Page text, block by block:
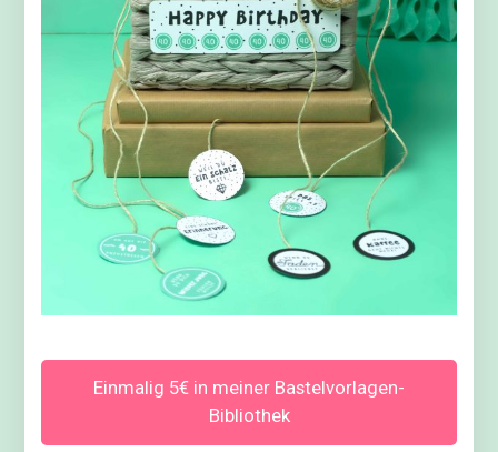
Einmalig 5€ in meiner Bastelvorlagen-
Bibliothek